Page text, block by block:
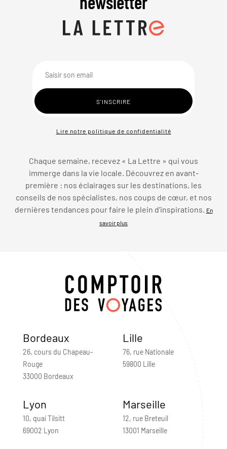
Lire notre politique de confidentialité
Chaque semaine, recevez « La Lettre » qui vous
immerge dans la vie locale. Découvrez en avant-
première : nos éclairages sur les destinations, les
conseils de nos spécialistes, nos coups de cœur, et nos
dernières tendances pour faire le plein d’inspirations. En
savoir plus
Bordeaux
26, cours du Chapeau-
Rouge
33000 Bordeaux
Lille
76, rue Nationale
59800 Lille
Lyon
10, quai Tilsitt
69002 Lyon
Marseille
12, rue Breteuil
13001 Marseille